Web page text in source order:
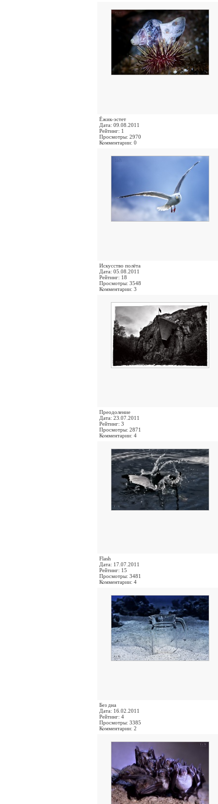
Ёжик-эстет
Дата: 09.08.2011
Рейтинг: 1
Просмотры: 2970
Комментарии: 0
Искусство полёта
Дата: 05.08.2011
Рейтинг: 18
Просмотры: 3548
Комментарии: 3
Преодоление
Дата: 23.07.2011
Рейтинг: 3
Просмотры: 2871
Комментарии: 4
Flash
Дата: 17.07.2011
Рейтинг: 15
Просмотры: 3481
Комментарии: 4
Без дна
Дата: 16.02.2011
Рейтинг: 4
Просмотры: 3385
Комментарии: 2